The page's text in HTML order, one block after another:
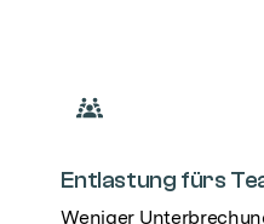
Entlastung fürs
Weniger